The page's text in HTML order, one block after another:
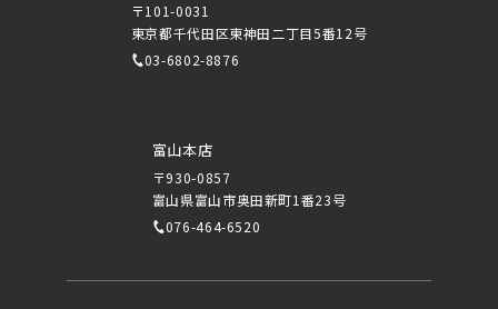
〒101-0031
東京都千代田区東神田二丁目5番12号
03-6802-8876
富山本店
〒930-0857
富山県富山市奥田新町1番23号
076-464-6520